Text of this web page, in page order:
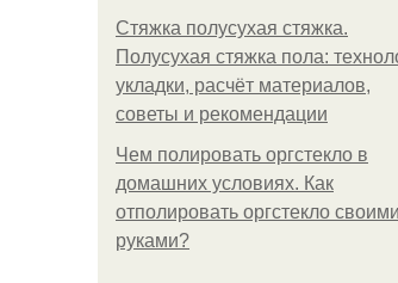
Стяжка полусухая стяжка.
Полусухая стяжка пола:
укладки, расчёт материалов,
советы и рекомендации
Чем полировать оргстекло в
домашних условиях. Как
отполировать оргстекло своими
руками?